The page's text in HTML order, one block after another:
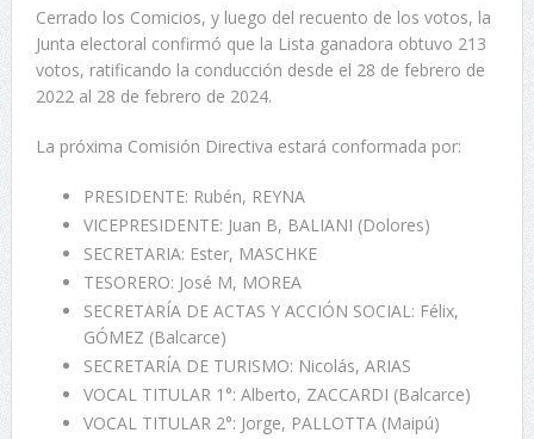
Cerrado los Comicios, y luego del recuento de los votos, la
Junta electoral confirmó que la Lista ganadora obtuvo 213
votos, ratificando la conducción desde el 28 de febrero de
2022 al 28 de febrero de 2024.
La próxima Comisión Directiva estará conformada por:
PRESIDENTE: Rubén, REYNA
VICEPRESIDENTE: Juan B, BALIANI (Dolores)
SECRETARIA: Ester, MASCHKE
TESORERO: José M, MOREA
SECRETARÍA DE ACTAS Y ACCIÓN SOCIAL: Félix,
GÓMEZ (Balcarce)
SECRETARÍA DE TURISMO: Nicolás, ARIAS
VOCAL TITULAR 1°: Alberto, ZACCARDI (Balcarce)
VOCAL TITULAR 2°: Jorge, PALLOTTA (Maipú)